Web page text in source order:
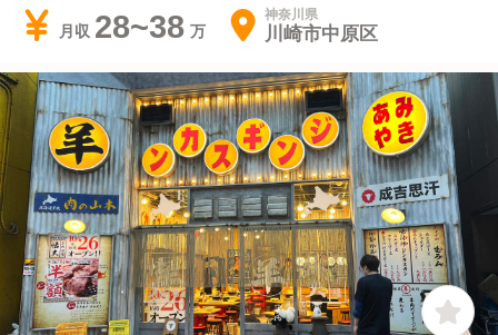
月収 28~38 神奈川県
川崎市中原区